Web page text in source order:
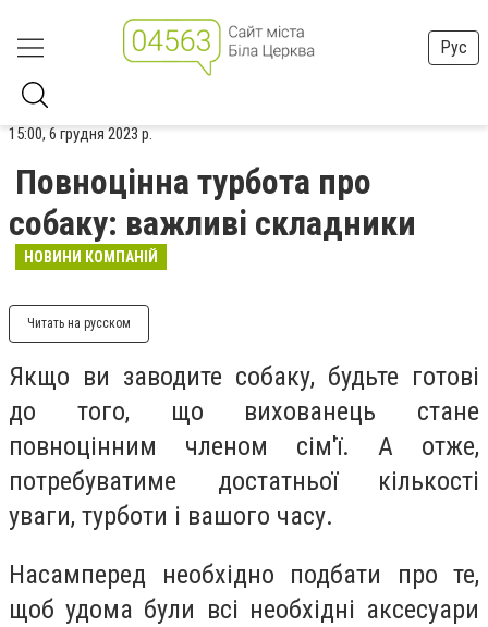
Рус
15:00, 6 грудня 2023 р.
Повноцінна турбота про
собаку: важливі складники
НОВИНИ КОМПАНІЙ
Читать на русском
Якщо ви заводите собаку, будьте готові
до того, що вихованець стане
повноцінним членом сім'ї. А отже,
потребуватиме достатньої кількості
уваги, турботи і вашого часу.
Насамперед необхідно подбати про те,
щоб удома були всі необхідні аксесуари